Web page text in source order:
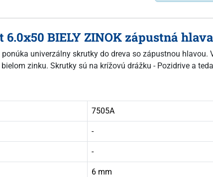
BIELY ZINOK zápustná
univerzálny skrutky do dreva so zápustnou
zinku. Skrutky sú na krížovú drážku - Pozidrive a
7505A
-
-
6 mm